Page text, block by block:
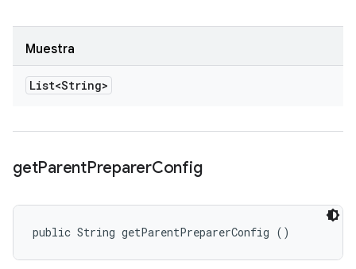
Muestra
List<String>
getParentPreparerConfig
public String getParentPreparerConfig ()